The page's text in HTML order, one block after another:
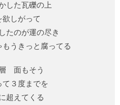
した瓦礫の上
欲しがって
たのが運の尽き
うきっと腐ってる
面もそう
て３度までを
超えてくる